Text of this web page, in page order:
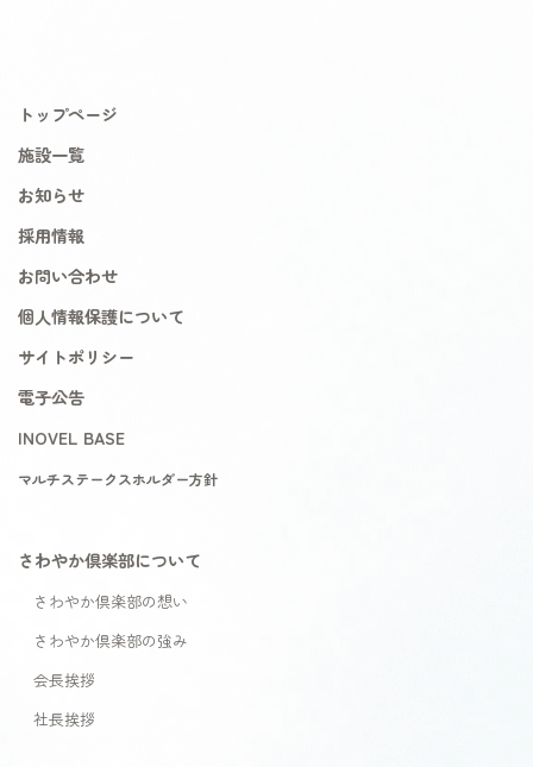
トップページ
施設一覧
お知らせ
採用情報
お問い合わせ
個人情報保護について
サイトポリシー
電子公告
INOVEL BASE
マルチステークスホルダー方針
さわやか倶楽部について
さわやか倶楽部の想い
さわやか倶楽部の強み
会長挨拶
社長挨拶